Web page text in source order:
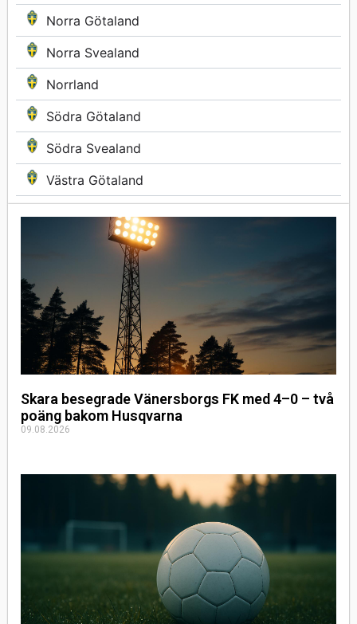
Norra Götaland
Norra Svealand
Norrland
Södra Götaland
Södra Svealand
Västra Götaland
Skara besegrade Vänersborgs FK med 4–0 – två
poäng bakom Husqvarna
09.08.2026